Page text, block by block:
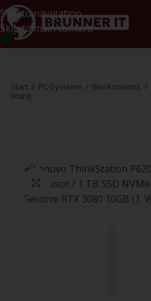
Skip to navigation
Skip to main content
Start / PC-Systeme / Workstations /
Wahl)
Klick zum Vergrößern